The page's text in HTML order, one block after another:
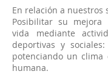
En relación a nuestros
Posibilitar su
vida mediante
deportivas y
potenciando un clima
humana.